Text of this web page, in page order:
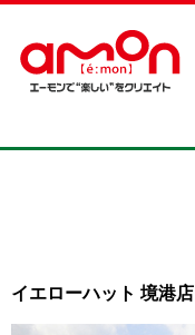
イエローハット 境港店